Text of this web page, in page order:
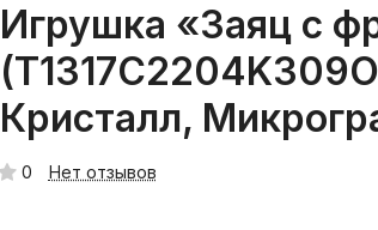
Игрушка «Заяц с
Кристалл,
0 Нет отзывов